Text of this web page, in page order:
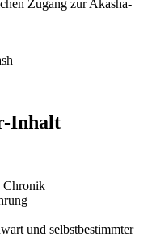
Zugang zur Akasha-
Inhalt
Chronik
und selbstbestimmter